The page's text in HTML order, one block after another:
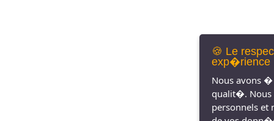
🍪 Le
exp�rience
Nous avons
qualit�. Nous
personnels et